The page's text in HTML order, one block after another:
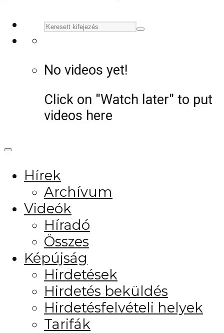
No videos yet!
Click on "Watch later" to put
videos here
Hírek
Archívum
Videók
Híradó
Összes
Képújság
Hirdetések
Hirdetés beküldés
Hirdetésfelvételi helyek
Tarifák